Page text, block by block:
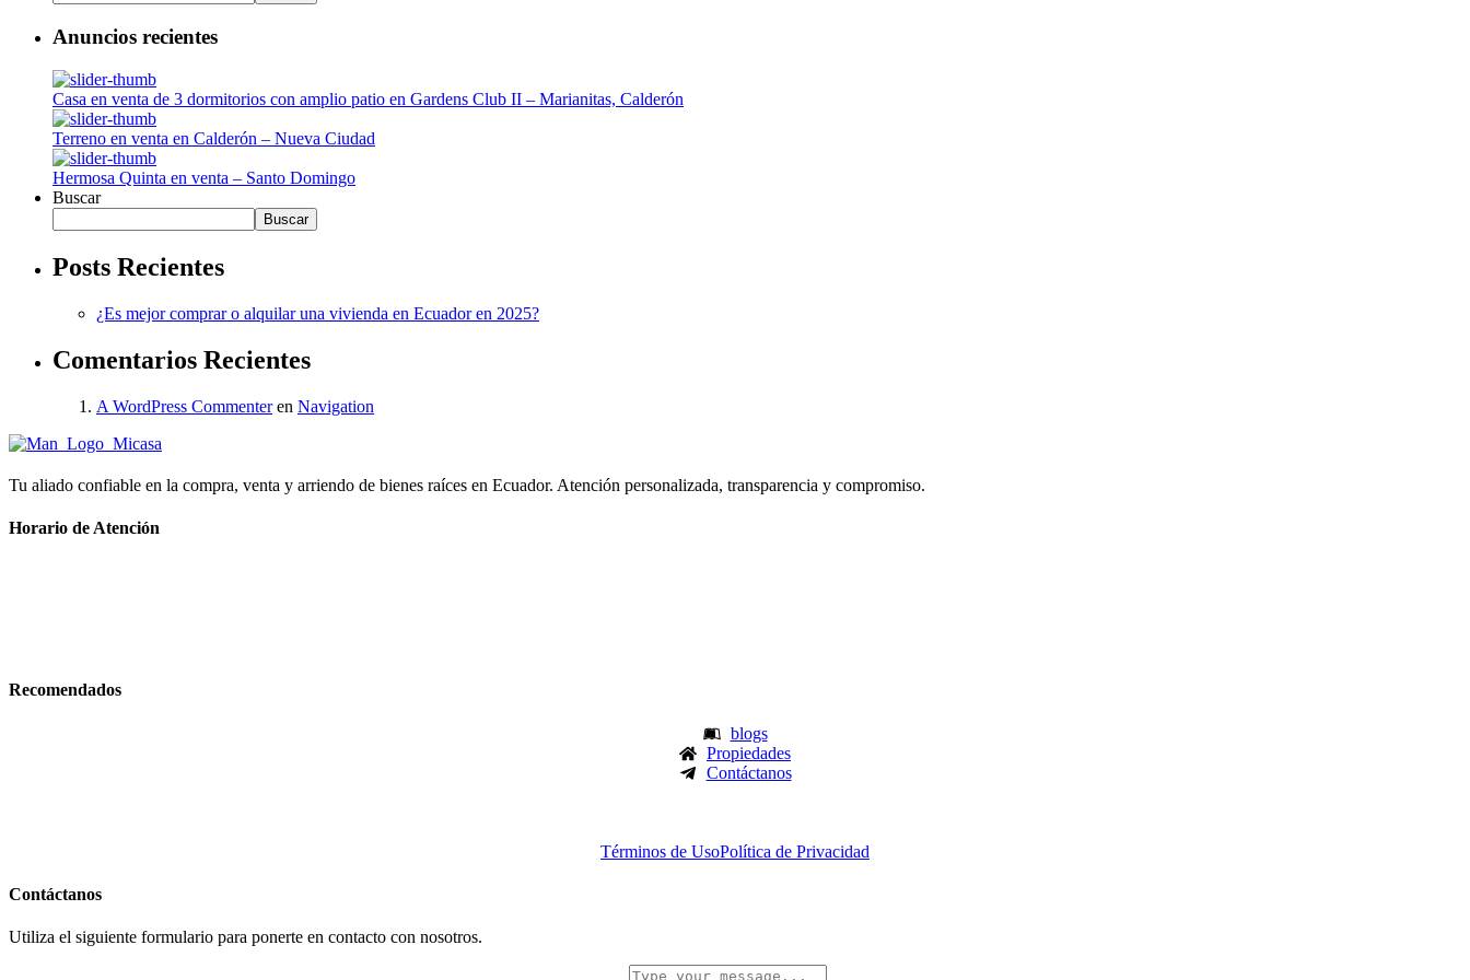
Anuncios recientes
Casa en venta de 3 dormitorios con amplio patio en Gardens Club II – Marianitas, Calderón
Terreno en venta en Calderón – Nueva Ciudad
Hermosa Quinta en venta – Santo Domingo
Buscar
Buscar
Posts Recientes
¿Es mejor comprar o alquilar una vivienda en Ecuador en 2025?
Comentarios Recientes
A WordPress Commenteren Navigation
Tu aliado confiable en la compra, venta y arriendo de bienes raíces en Ecuador. Atención personalizada, transparencia y compromiso.
Horario de Atención
Recomendados
blogs
Propiedades
Contáctanos
Términos de UsoPolítica de Privacidad
Contáctanos
Utiliza el siguiente formulario para ponerte en contacto con nosotros.